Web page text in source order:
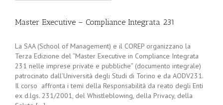
Master Executive – Compliance Integrata 231
La SAA (School of Management) e il COREP organizzano la
Terza Edizione del “Master Executive in Compliance Integrata
231 nelle imprese private e pubbliche” (documento integrale)
patrocinato dall’Università degli Studi di Torino e da AODV231.
Il corso affronta i temi della Responsabilità da reato degli Enti
ex d.lgs. 231/2001, del Whistleblowing, della Privacy, della